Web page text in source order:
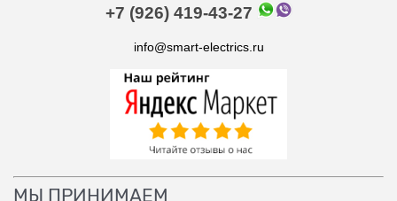
+7 (926) 419-43-27
info@smart-electrics.ru
МЫ ПРИНИМАЕМ